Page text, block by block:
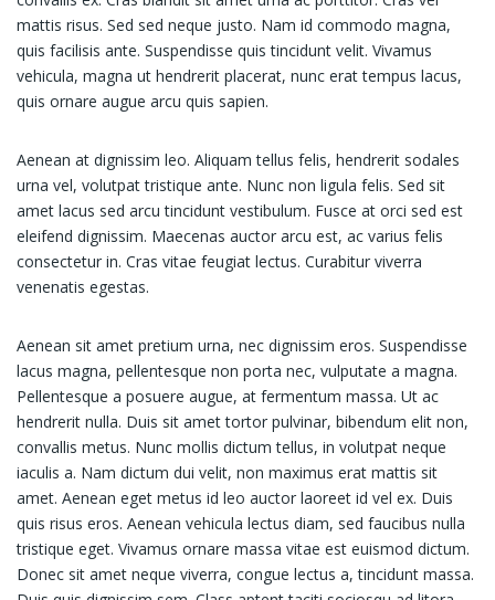
mattis risus. Sed sed neque justo. Nam id commodo magna,
quis facilisis ante. Suspendisse quis tincidunt velit. Vivamus
vehicula, magna ut hendrerit placerat, nunc erat tempus lacus,
quis ornare augue arcu quis sapien.
Aenean at dignissim leo. Aliquam tellus felis, hendrerit sodales
urna vel, volutpat tristique ante. Nunc non ligula felis. Sed sit
amet lacus sed arcu tincidunt vestibulum. Fusce at orci sed est
eleifend dignissim. Maecenas auctor arcu est, ac varius felis
consectetur in. Cras vitae feugiat lectus. Curabitur viverra
venenatis egestas.
Aenean sit amet pretium urna, nec dignissim eros. Suspendisse
lacus magna, pellentesque non porta nec, vulputate a magna.
Pellentesque a posuere augue, at fermentum massa. Ut ac
hendrerit nulla. Duis sit amet tortor pulvinar, bibendum elit non,
convallis metus. Nunc mollis dictum tellus, in volutpat neque
iaculis a. Nam dictum dui velit, non maximus erat mattis sit
amet. Aenean eget metus id leo auctor laoreet id vel ex. Duis
quis risus eros. Aenean vehicula lectus diam, sed faucibus nulla
tristique eget. Vivamus ornare massa vitae est euismod dictum.
Donec sit amet neque viverra, congue lectus a, tincidunt massa.